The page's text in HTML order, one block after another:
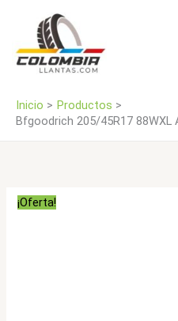
contenido
Inicio
Productos
Bfgoodrich 205/45R17 88WXL
¡Oferta!